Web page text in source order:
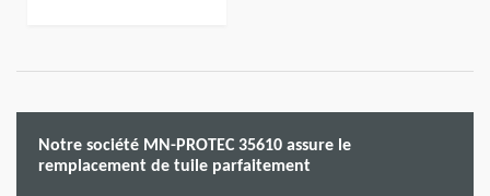
Notre société MN-PROTEC 35610 assure le
remplacement de tuile parfaitement